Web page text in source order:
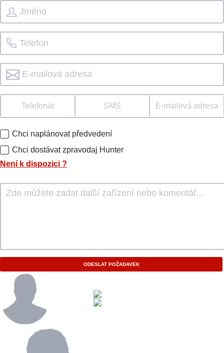
Telefonát SMS E-mailová adresa
Chci naplánovat předvedení
Chci dostávat zpravodaj Hunter
Není k dispozici ?
ODESLAT POŽADAVEK